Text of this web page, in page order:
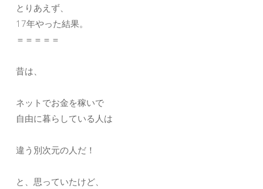
とりあえず、
17年やった結果。
＝＝＝＝＝
昔は、
ネットでお金を稼いで
自由に暮らしている人は
違う別次元の人だ！
と、思っていたけど、